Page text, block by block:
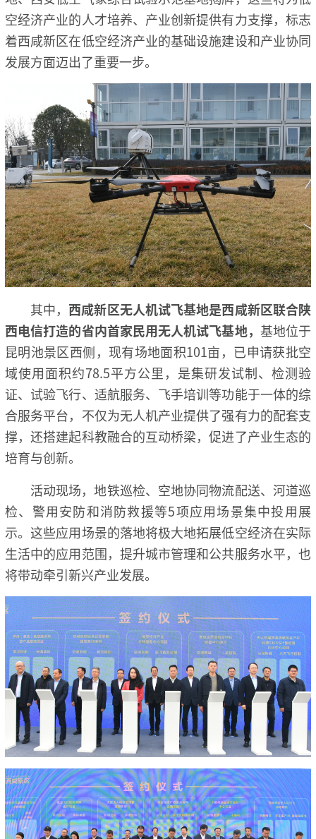
空经济产业的人才培养、产业创新提供有力支撑，标志
着西咸新区在低空经济产业的基础设施建设和产业协同
发展方面迈出了重要一步。
其中， 西咸新区无人机试飞基地是西咸新区联合陕
西电信打造的省内首家民用无人机试飞基地， 基地位于
昆明池景区西侧，现有场地面积101亩，已申请获批空
域使用面积约78.5平方公里，是集研发试制、检测验
证、试验飞行、适航服务、飞手培训等功能于一体的综
合服务平台，不仅为无人机产业提供了强有力的配套支
撑，还搭建起科教融合的互动桥梁，促进了产业生态的
培育与创新。
活动现场，地铁巡检、空地协同物流配送、河道巡
检、警用安防和消防救援等5项应用场景集中投用展
示。这些应用场景的落地将极大地拓展低空经济在实际
生活中的应用范围，提升城市管理和公共服务水平，也
将带动牵引新兴产业发展。